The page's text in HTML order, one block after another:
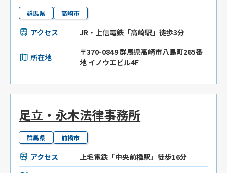
群馬県 高崎市
アクセス JR・上信電鉄「高崎駅」徒歩3分
所在地
〒370-0849 群馬県高崎市八島町265番
地 イノウエビル4F
足立・永木法律事務所
群馬県 前橋市
アクセス
上毛電鉄「中央前橋駅」徒歩16分